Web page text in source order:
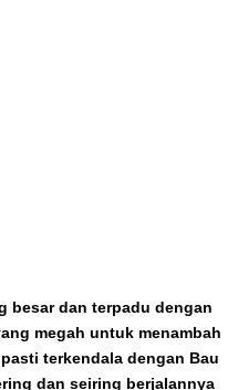
besar dan terpadu dengan
megah untuk menambah
terkendala dengan Bau
dan seiring berjalannya